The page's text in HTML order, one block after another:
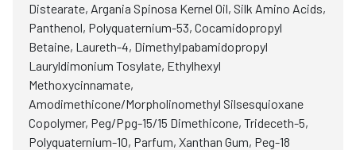
Distearate, Argania Spinosa Kernel Oil, Silk Amino Acids,
Panthenol, Polyquaternium-53, Cocamidopropyl
Betaine, Laureth-4, Dimethylpabamidopropyl
Lauryldimonium Tosylate, Ethylhexyl
Methoxycinnamate,
Amodimethicone/Morpholinomethyl Silsesquioxane
Copolymer, Peg/Ppg-15/15 Dimethicone, Trideceth-5,
Polyquaternium-10, Parfum, Xanthan Gum, Peg-18